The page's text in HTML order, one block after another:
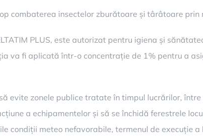
combaterea insectelor zburătoare și târâtoare
PLUS, este autorizat pentru igiena și
va fi aplicată într-o concentrație de 1% pentru a
evite zonele publice tratate în timpul lucrărilor,
a echipamentelor și să se închidă ferestrele
condiții meteo nefavorabile, termenul de execuție